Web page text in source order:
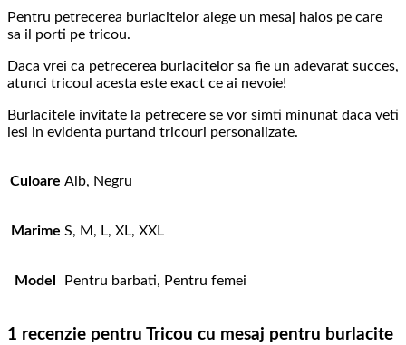
Pentru petrecerea burlacitelor alege un mesaj haios pe care
sa il porti pe tricou.
Daca vrei ca petrecerea burlacitelor sa fie un adevarat succes,
atunci tricoul acesta este exact ce ai nevoie!
Burlacitele invitate la petrecere se vor simti minunat daca veti
iesi in evidenta purtand tricouri personalizate.
Culoare Alb, Negru
Marime S, M, L, XL, XXL
Model Pentru barbati, Pentru femei
1 recenzie pentru
Tricou cu mesaj pentru burlacite